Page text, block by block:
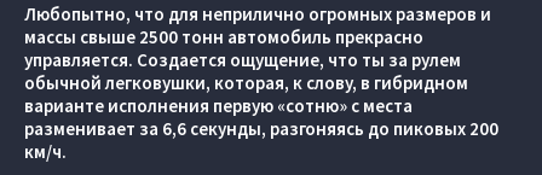
Любопытно, что для неприлично огромных размеров и
массы свыше 2500 тонн автомобиль прекрасно
управляется. Создается ощущение, что ты за рулем
обычной легковушки, которая, к слову, в гибридном
варианте исполнения первую «сотню» с места
разменивает за 6,6 секунды, разгоняясь до пиковых 200
км/ч.